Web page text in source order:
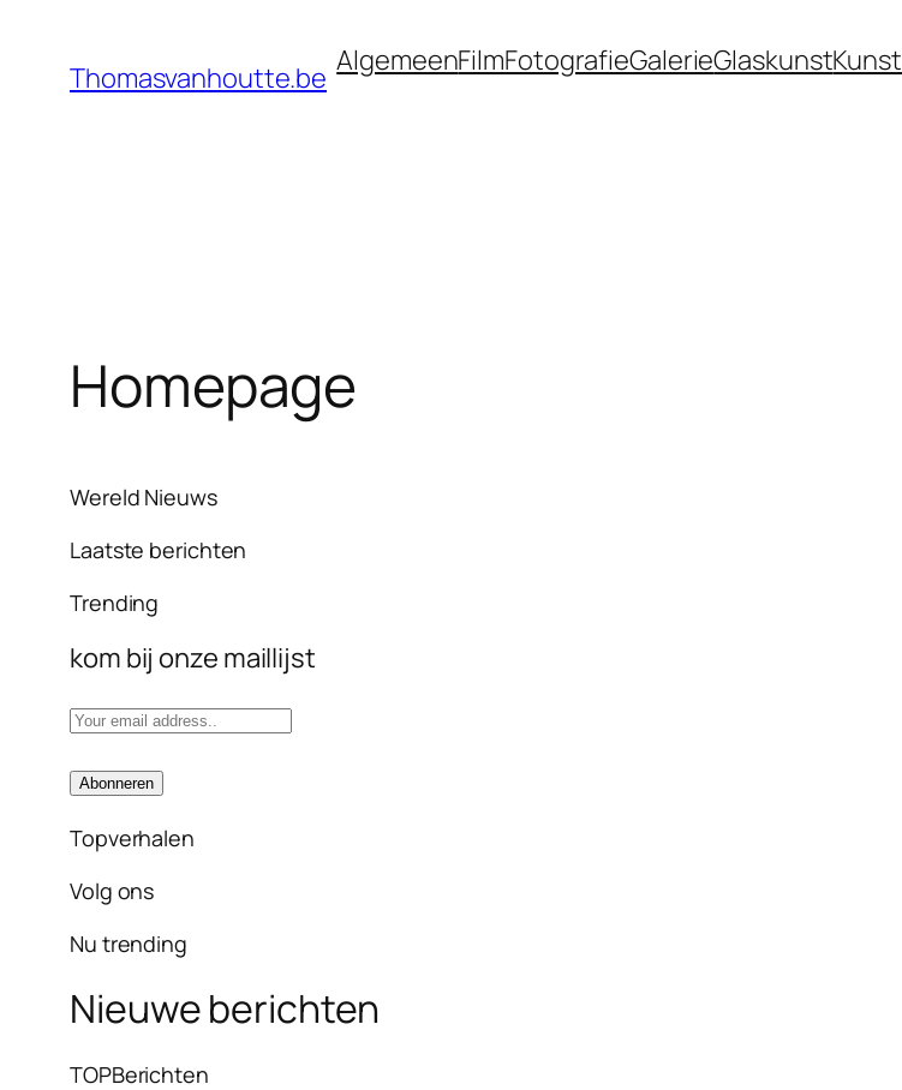
Thomasvanhoutte.be AlgemeenFilmFotografieGalerieGlaskunstKunst
Homepage
Wereld Nieuws
Laatste berichten
Trending
kom bij onze maillijst
Topverhalen
Volg ons
Nu trending
Nieuwe berichten
TOPBerichten